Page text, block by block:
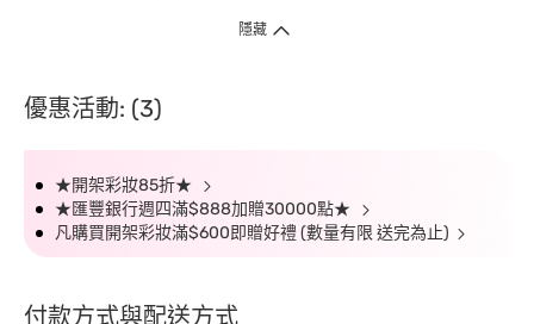
隱藏
優惠活動: (3)
★開架彩妝85折★
★匯豐銀行週四滿$888加贈30000點★
凡購買開架彩妝滿$600即贈好禮 (數量有限 送完為止)
付款方式與配送方式